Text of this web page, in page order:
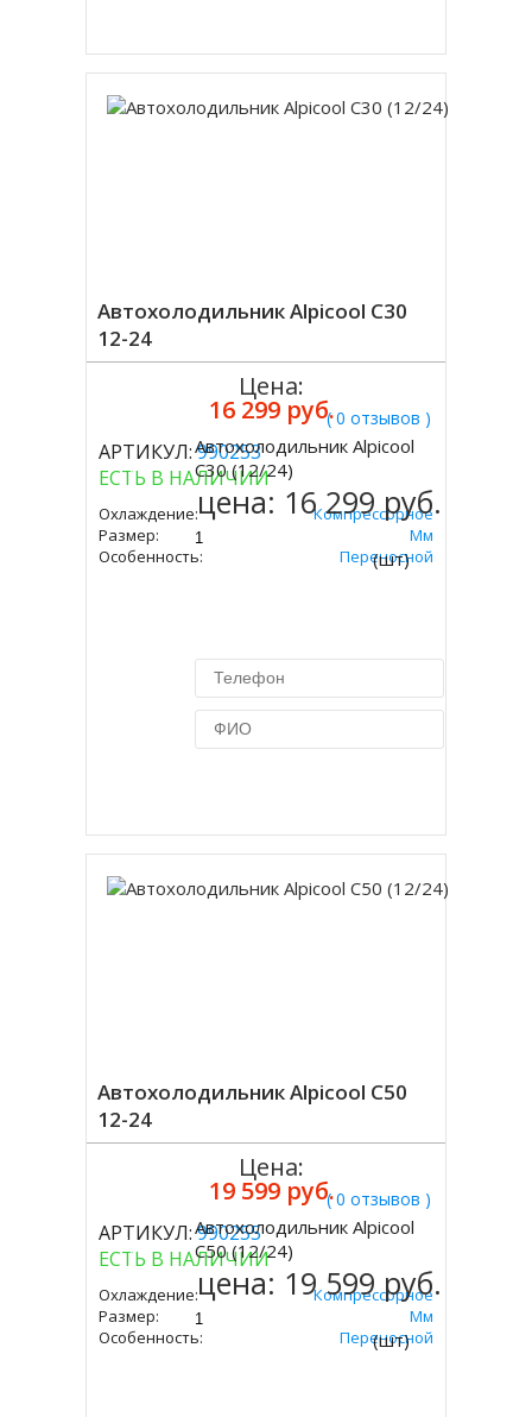
Автохолодильник Alpicool C30
12-24
( 0 отзывов )
АРТИКУЛ:990253
ЕСТЬ В НАЛИЧИИ
Охлаждение:
Компрессорное
Размер:
357х650х375 Мм
Особенность:
Переносной
Цена:
16 299 руб.
Купить
Автохолодильник Alpicool
C30 (12/24)
цена: 16 299 руб.
(шт)
Автохолодильник Alpicool C50
12-24
( 0 отзывов )
АРТИКУЛ:990255
ЕСТЬ В НАЛИЧИИ
Охлаждение:
Компрессорное
Размер:
497х650х375 Мм
Особенность:
Переносной
Цена:
19 599 руб.
Купить
Автохолодильник Alpicool
C50 (12/24)
цена: 19 599 руб.
(шт)